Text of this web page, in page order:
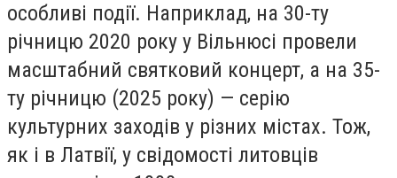
особливі події. Наприклад, на 30-ту
річницю 2020 року у Вільнюсі провели
масштабний святковий концерт, а на 35-
ту річницю (2025 року) — серію
культурних заходів у різних містах. Тож,
як і в Латвії, у свідомості литовців